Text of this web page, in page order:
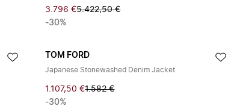
3.796 €5.422,50 €
-30%
TOM FORD
Japanese Stonewashed Denim Jacket
1.107,50 €1.582 €
-30%